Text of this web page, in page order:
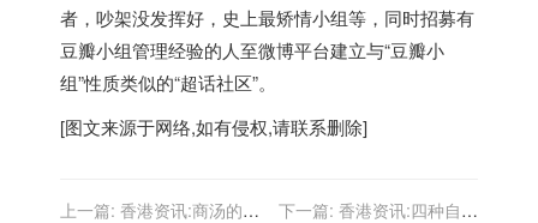
者，吵架没发挥好，史上最矫情小组等，同时招募有
豆瓣小组管理经验的人至微博平台建立与“豆瓣小
组”性质类似的“超话社区”。
[图文来源于网络,如有侵权,请联系删除]
上一篇: 香港资讯:商汤的第
下一篇: 香港资讯:四种自助